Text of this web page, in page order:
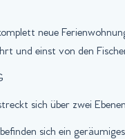
neue
und einst von den
sich über zwei
sich ein